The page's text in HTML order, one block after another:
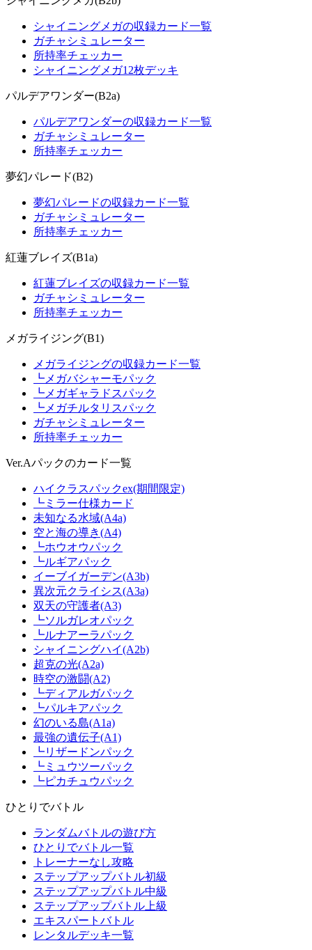
シャイニングメガの収録カード一覧
ガチャシミュレーター
所持率チェッカー
シャイニングメガ12枚デッキ
パルデアワンダー(B2a)
パルデアワンダーの収録カード一覧
ガチャシミュレーター
所持率チェッカー
夢幻パレード(B2)
夢幻パレードの収録カード一覧
ガチャシミュレーター
所持率チェッカー
紅蓮ブレイズ(B1a)
紅蓮ブレイズの収録カード一覧
ガチャシミュレーター
所持率チェッカー
メガライジング(B1)
メガライジングの収録カード一覧
┗メガバシャーモパック
┗メガギャラドスパック
┗メガチルタリスパック
ガチャシミュレーター
所持率チェッカー
Ver.Aパックのカード一覧
ハイクラスパックex(期間限定)
┗ミラー仕様カード
未知なる水域(A4a)
空と海の導き(A4)
┗ホウオウパック
┗ルギアパック
イーブイガーデン(A3b)
異次元クライシス(A3a)
双天の守護者(A3)
┗ソルガレオパック
┗ルナアーラパック
シャイニングハイ(A2b)
超克の光(A2a)
時空の激闘(A2)
┗ディアルガパック
┗パルキアパック
幻のいる島(A1a)
最強の遺伝子(A1)
┗リザードンパック
┗ミュウツーパック
┗ピカチュウパック
ひとりでバトル
ランダムバトルの遊び方
ひとりでバトル一覧
トレーナーなし攻略
ステップアップバトル初級
ステップアップバトル中級
ステップアップバトル上級
エキスパートバトル
レンタルデッキ一覧